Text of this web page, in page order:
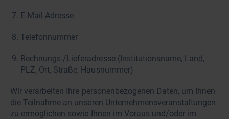
E-Mail-Adresse
Telefonnummer
Rechnungs-/Lieferadresse (Institutionsname, Land,
PLZ, Ort, Straße, Hausnummer)
Wir verarbeiten Ihre personenbezogenen Daten, um Ihnen
die Teilnahme an unseren Unternehmensveranstaltungen
zu ermöglichen sowie Ihnen im Voraus und/oder im